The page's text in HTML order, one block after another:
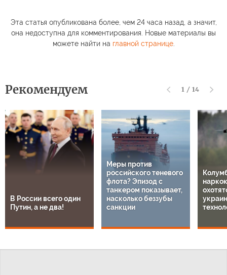
Эта статья опубликована более, чем 24 часа назад, а значит,
она недоступна для комментирования. Новые материалы вы
можете найти на главной странице.
Рекомендуем 1 / 14
В России всего один
Путин, а не два!
Меры против
российского теневого
флота? Эпизод с
танкером показывает,
насколько беззубы
санкции